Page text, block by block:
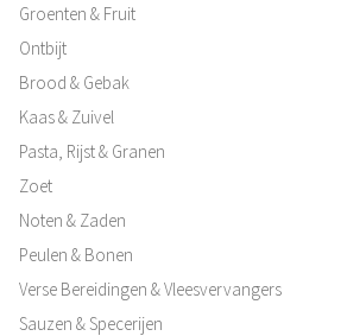
Groenten & Fruit
Ontbijt
Brood & Gebak
Kaas & Zuivel
Pasta, Rijst & Granen
Zoet
Noten & Zaden
Peulen & Bonen
Verse Bereidingen & Vleesvervangers
Sauzen & Specerijen